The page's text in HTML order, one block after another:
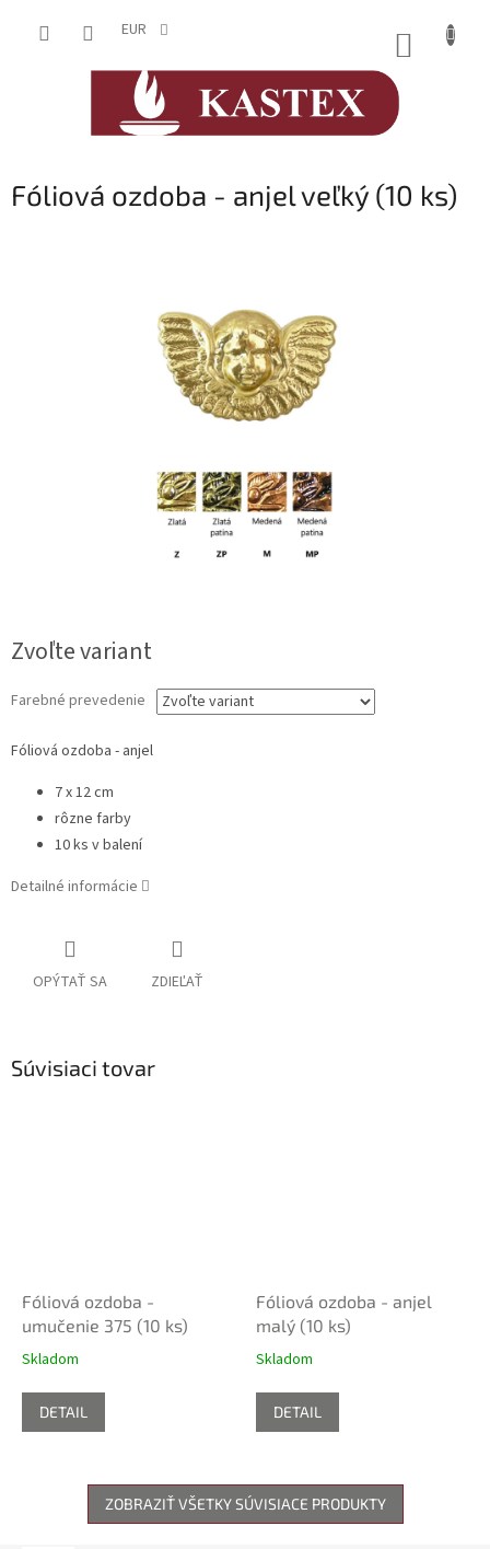
EUR
Fóliová ozdoba - anjel veľký (10 ks)
Zvoľte variant
Farebné prevedenie
Fóliová ozdoba - anjel
7 x 12 cm
rôzne farby
10 ks v balení
Detailné informácie
OPÝTAŤ SA ZDIEĽAŤ
Súvisiaci tovar
Fóliová ozdoba -
umučenie 375 (10 ks)
Skladom
DETAIL
Fóliová ozdoba - anjel
malý (10 ks)
Skladom
DETAIL
ZOBRAZIŤ VŠETKY SÚVISIACE PRODUKTY